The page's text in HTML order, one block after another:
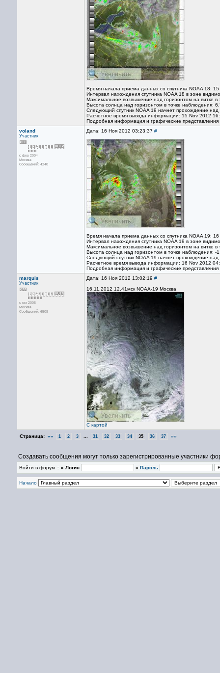
Время начала приема данных со спутника NOAA 18:
Интервал нахождения спутника NOAA 18 в зоне
Максимальное возвышение над горизонтом на витке в
Высота солнца над горизонтом в точке наблюдения:
Следующий спутник NOAA 19 начнет прохождение
Расчетное время вывода информации: 15 Nov 2012
Подробная информация и графические представления
voland
Участник
с фев 2004
Москва
Сообщений: 4240
Дата: 16 Ноя 2012 03:23:37 #
Время начала приема данных со спутника NOAA 19:
Интервал нахождения спутника NOAA 19 в зоне
Максимальное возвышение над горизонтом на витке в
Высота солнца над горизонтом в точке наблюдения: -
Следующий спутник NOAA 19 начнет прохождение
Расчетное время вывода информации: 16 Nov 2012
Подробная информация и графические представления
marquis
Участник
с окт 2006
Москва
Сообщений: 6509
Дата: 16 Ноя 2012 13:02:19 #
16.11.2012 12.41мск NOAA-19 Москва
С картой
Страница: «« 1 2 3 31 32 33 34 35 36 37 »»
Создавать сообщения могут только зарегистрированные участники
Войти в форум :: » Логин » Пароль
Начало